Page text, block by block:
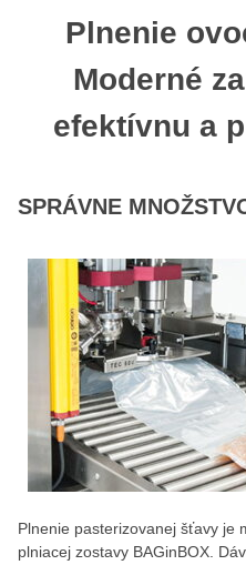
Plnenie
Moderné
efektívnu a
SPRÁVNE
Plnenie pasterizovanej šťavy je
plniacej zostavy BAGinBOX.